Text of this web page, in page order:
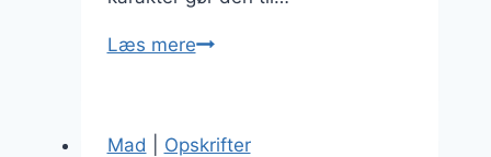
Læs mereBrændende
som
Mad Opskrifter